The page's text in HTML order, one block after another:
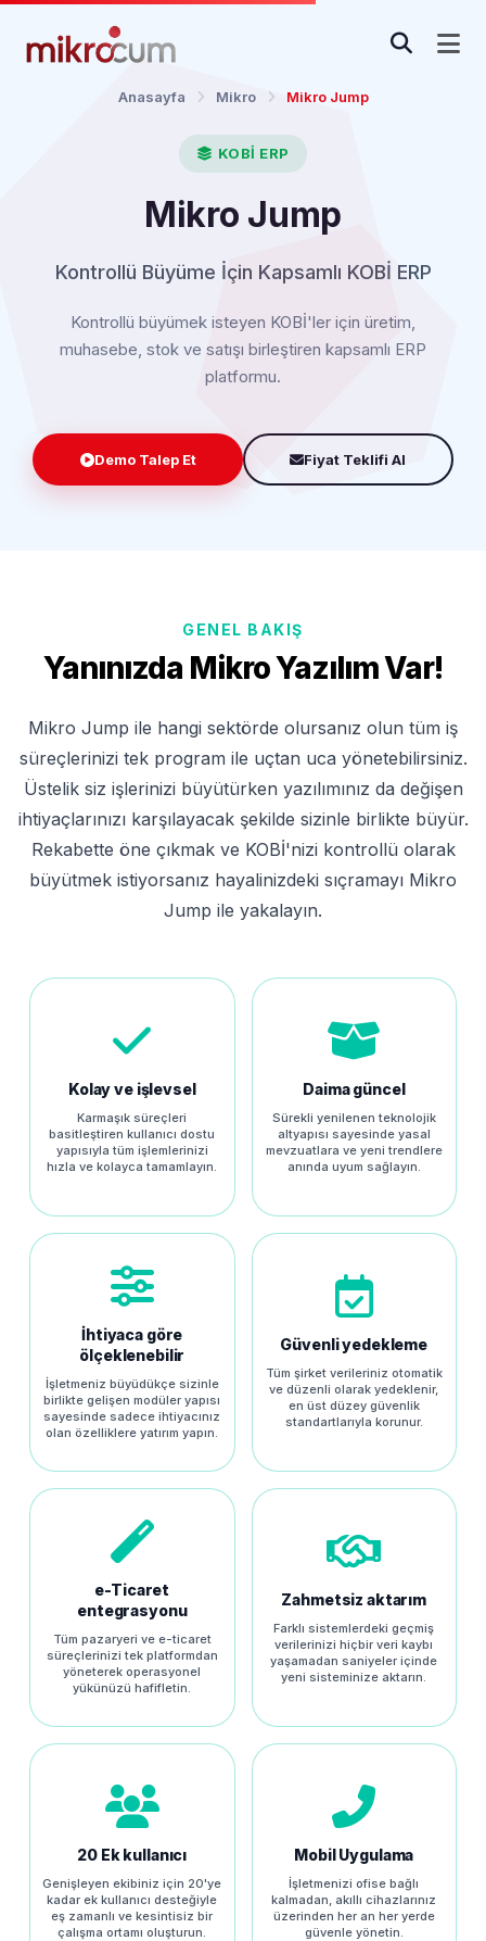
Anasayfa Mikro Mikro Jump
KOBİ ERP
Mikro Jump
Kontrollü Büyüme İçin Kapsamlı KOBİ ERP
Kontrollü büyümek isteyen KOBİ'ler için üretim,
muhasebe, stok ve satışı birleştiren kapsamlı ERP
platformu.
Demo Talep Et Fiyat Teklifi Al
GENEL BAKIŞ
Yanınızda Mikro Yazılım Var!
Mikro Jump ile hangi sektörde olursanız olun tüm iş
süreçlerinizi tek program ile uçtan uca yönetebilirsiniz.
Üstelik siz işlerinizi büyütürken yazılımınız da değişen
ihtiyaçlarınızı karşılayacak şekilde sizinle birlikte büyür.
Rekabette öne çıkmak ve KOBİ'nizi kontrollü olarak
büyütmek istiyorsanız hayalinizdeki sıçramayı Mikro
Jump ile yakalayın.
Kolay ve işlevsel
Karmaşık süreçleri
basitleştiren kullanıcı dostu
yapısıyla tüm işlemlerinizi
hızla ve kolayca tamamlayın.
Daima güncel
Sürekli yenilenen teknolojik
altyapısı sayesinde yasal
mevzuatlara ve yeni trendlere
anında uyum sağlayın.
İhtiyaca göre
ölçeklenebilir
İşletmeniz büyüdükçe sizinle
birlikte gelişen modüler yapısı
sayesinde sadece ihtiyacınız
olan özelliklere yatırım yapın.
Güvenli yedekleme
Tüm şirket verileriniz otomatik
ve düzenli olarak yedeklenir,
en üst düzey güvenlik
standartlarıyla korunur.
e-Ticaret
entegrasyonu
Tüm pazaryeri ve e-ticaret
süreçlerinizi tek platformdan
yöneterek operasyonel
yükünüzü hafifletin.
Zahmetsiz aktarım
Farklı sistemlerdeki geçmiş
verilerinizi hiçbir veri kaybı
yaşamadan saniyeler içinde
yeni sisteminize aktarın.
20 Ek kullanıcı
Genişleyen ekibiniz için 20'ye
kadar ek kullanıcı desteğiyle
eş zamanlı ve kesintisiz bir
çalışma ortamı oluşturun.
Mobil Uygulama
İşletmenizi ofise bağlı
kalmadan, akıllı cihazlarınız
üzerinden her an her yerde
güvenle yönetin.